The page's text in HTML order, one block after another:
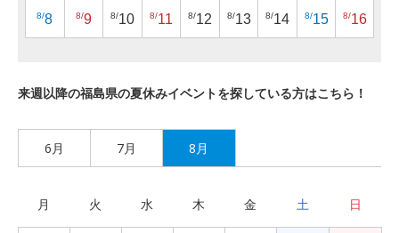
8/8 8/9 8/10 8/11 8/12 8/13 8/14 8/15 8/16
来週以降の福島県の夏休みイベントを探している方はこちら！
6月 7月 8月
月 火 水 木 金 土 日